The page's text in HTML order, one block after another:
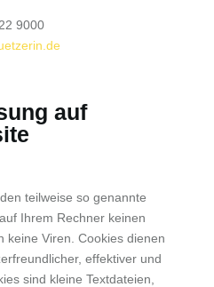
9000
auf
teilweise so genannte
Ihrem Rechner keinen
keine Viren. Cookies dienen
effektiver und
sind kleine Textdateien,